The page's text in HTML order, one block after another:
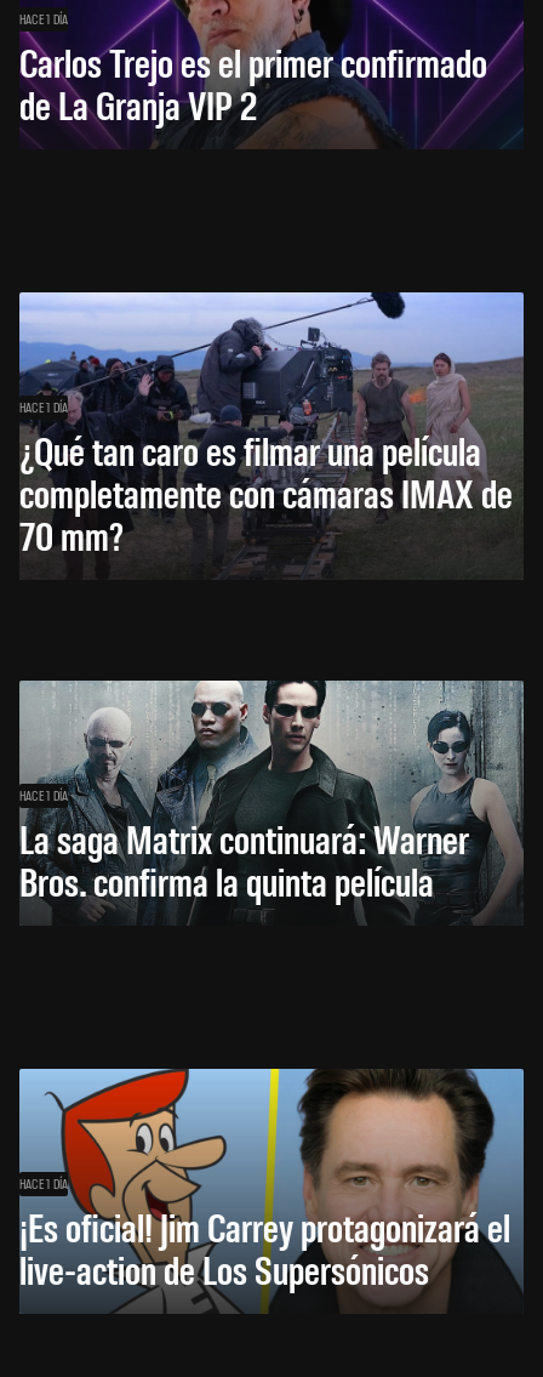
HACE 1 DÍA
Carlos Trejo es el primer confirmado
de La Granja VIP 2
HACE 1 DÍA
¿Qué tan caro es filmar una película
completamente con cámaras IMAX de
70 mm?
HACE 1 DÍA
La saga Matrix continuará: Warner
Bros. confirma la quinta película
HACE 1 DÍA
¡Es oficial! Jim Carrey protagonizará el
live-action de Los Supersónicos